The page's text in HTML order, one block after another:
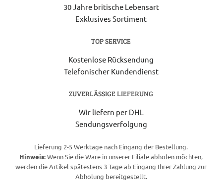
30 Jahre britische Lebensart
Exklusives Sortiment
TOP SERVICE
Kostenlose Rücksendung
Telefonischer Kundendienst
ZUVERLÄSSIGE LIEFERUNG
Wir liefern per DHL
Sendungsverfolgung
Lieferung 2-5 Werktage nach Eingang der Bestellung.
Hinweis:Wenn Sie die Ware in unserer Filiale abholen möchten,
werden die Artikel spätestens 3 Tage ab Eingang Ihrer Zahlung zur
Abholung bereitgestellt.